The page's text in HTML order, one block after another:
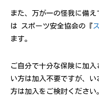
また、万が一の怪我に備
は スポーツ安全協会の『
ます。
ご自分で十分な保険に加
い方は加入不要ですが、
方は加入をご検討ください